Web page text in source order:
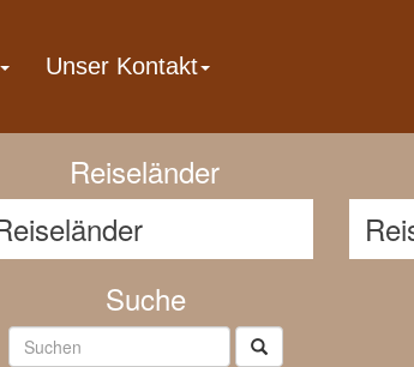
Reiseländer
Suche
Unser Kontakt